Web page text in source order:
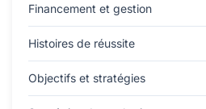
Financement et gestion
Histoires de réussite
Objectifs et stratégies